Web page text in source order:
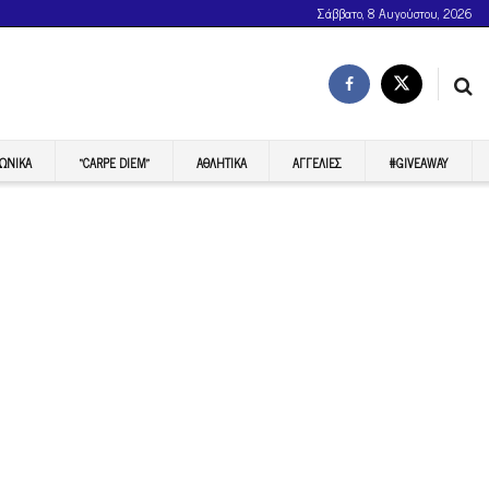
Σάββατο, 8 Αυγούστου, 2026
“CARPE DIEM” ΑΘΛΗΤΙΚΆ ΑΓΓΕΛΊΕΣ #GIVEAWAY